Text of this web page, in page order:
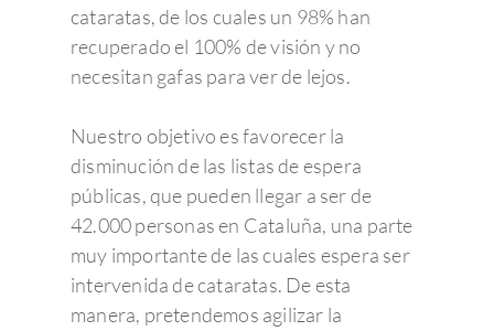
cataratas, de los cuales un 98% han
recuperado el 100% de visión y no
necesitan gafas para ver de lejos.
Nuestro objetivo es favorecer la
disminución de las listas de espera
públicas, que pueden llegar a ser de
42.000 personas en Cataluña, una parte
muy importante de las cuales espera ser
intervenida de cataratas. De esta
manera, pretendemos agilizar la
Enfermedades
Córnea
Conjuntivitis
Síndrome de Sjörgen
Retina y mácula
Daltonismo
Retinopatía
Trastornos comunes
Miopía,
astigmatismo
Oftalmología pedriática
Tratamientos
Cirugía refractiva
Cirugía de las Cataratas
Cirugía de la presbicia
Cirugía oculoplástica
Admira Visión
Quienes somos
Equipo directivo
¿Por qué elegir Admira
Blog
Últimas noticias
Consejos de salud
Member of
Contacto